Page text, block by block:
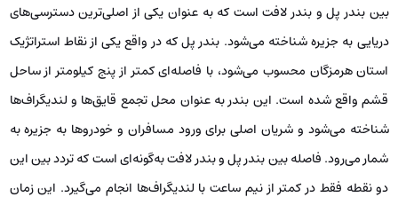
بین بندر پل و بندر لافت است که به عنوان یکی از اصلی‌ترین دسترسی‌های
دریایی به جزیره شناخته می‌شود. بندر پل که در واقع یکی از نقاط استراتژیک
استان هرمزگان محسوب می‌شود، با فاصله‌ای کمتر از پنج کیلومتر از ساحل
قشم واقع شده است. این بندر به عنوان محل تجمع قایق‌ها و لندیگراف‌ها
شناخته می‌شود و شریان اصلی برای ورود مسافران و خودروها به جزیره به
شمار می‌رود. فاصله بین بندر پل و بندر لافت به‌گونه‌ای است که تردد بین این
دو نقطه فقط در کمتر از نیم ساعت با لندیگراف‌ها انجام می‌گیرد. این زمان